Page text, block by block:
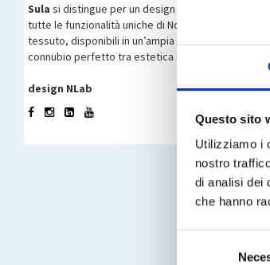
Questo sito
Utilizziamo i
nostro
di analisi dei
che hanno
Sula si distingue per un design essenziale e
tutte le funzionalità uniche di Noctis che
tessuto, disponibili in un’ampia selezione di
connubio perfetto tra estetica contemporanea e
design NLab